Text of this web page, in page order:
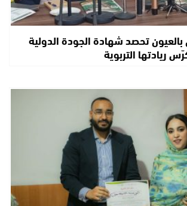
تحصد شهادة الجودة الدولية